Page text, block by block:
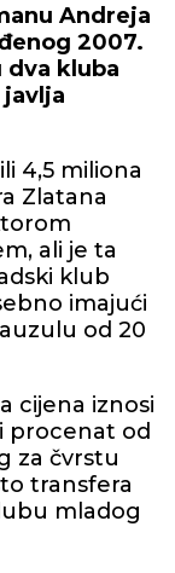
Andreja
2007.
kluba
4,5 miliona
Zlatana
ali je ta
klub
imajući
od 20
cijena iznosi
procenat od
za čvrstu
transfera
mladog